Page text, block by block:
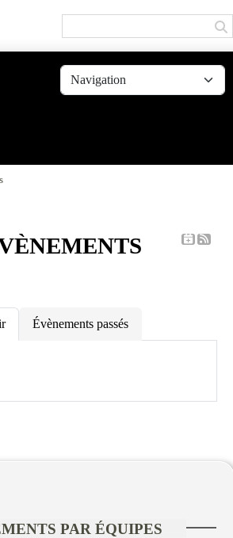
Évènements passés
PAR ÉQUIPES